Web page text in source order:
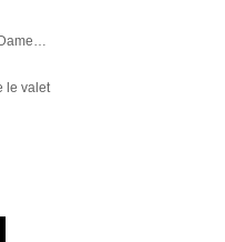
le valet